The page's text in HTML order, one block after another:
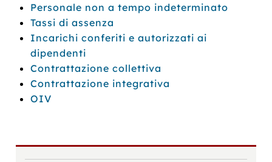
Personale non a tempo indeterminato
Tassi di assenza
Incarichi conferiti e autorizzati ai
dipendenti
Contrattazione collettiva
Contrattazione integrativa
OIV